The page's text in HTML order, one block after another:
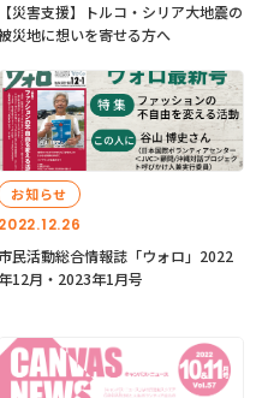
【災害支援】トルコ・シリア大地震の
災地に想いを寄せる方へ
2022.12.26
お知らせ
市民活動総合情報誌「ウォロ」2022
年12月・2023年1月号